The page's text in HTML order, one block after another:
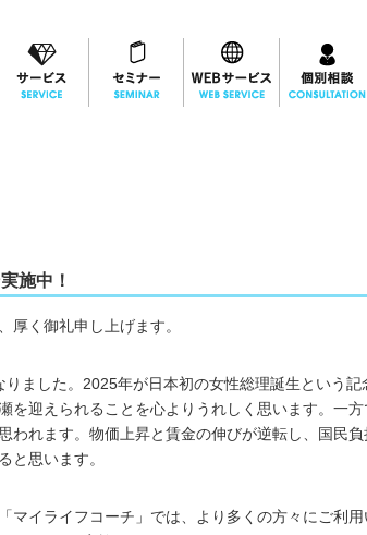
施中！
厚く御礼申し上げます。
ました。2025年が日本初の女性総理誕生という記
を迎えられることを心よりうれしく思います。一
われます。物価上昇と賃金の伸びが逆転し、国民
と思います。
マイライフコーチ」では、より多くの方々にご利